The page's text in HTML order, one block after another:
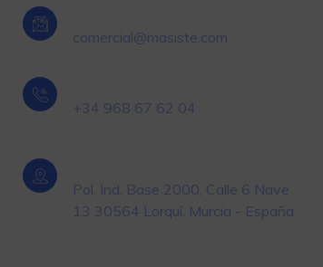
comercial@masiste.com
+34 968 67 62 04
Pol. Ind. Base 2000, Calle 6 Nave
13 30564 Lorquí. Murcia - España